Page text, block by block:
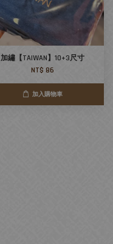
加繡【TAIWAN】10+3尺寸
NT$ 86
加入購物車